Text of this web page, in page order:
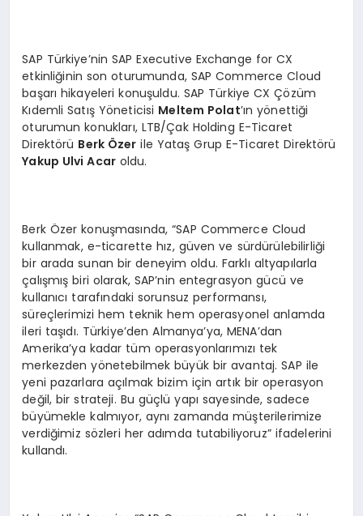
SAP Türkiye’nin SAP Executive Exchange for CX
etkinliğinin son oturumunda, SAP Commerce Cloud
başarı hikayeleri konuşuldu. SAP Türkiye CX Çözüm
Kıdemli Satış Yöneticisi Meltem Polat’ın yönettiği
oturumun konukları, LTB/Çak Holding E-Ticaret
Direktörü Berk Özer ile Yataş Grup E-Ticaret Direktörü
Yakup Ulvi Acaroldu.
Berk Özer konuşmasında, “SAP Commerce Cloud
kullanmak, e-ticarette hız, güven ve sürdürülebilirliği
bir arada sunan bir deneyim oldu. Farklı altyapılarla
çalışmış biri olarak, SAP’nin entegrasyon gücü ve
kullanıcı tarafındaki sorunsuz performansı,
süreçlerimizi hem teknik hem operasyonel anlamda
ileri taşıdı. Türkiye’den Almanya’ya, MENA’dan
Amerika’ya kadar tüm operasyonlarımızı tek
merkezden yönetebilmek büyük bir avantaj. SAP ile
yeni pazarlara açılmak bizim için artık bir operasyon
değil, bir strateji. Bu güçlü yapı sayesinde, sadece
büyümekle kalmıyor, aynı zamanda müşterilerimize
verdiğimiz sözleri her adımda tutabiliyoruz” ifadelerini
kullandı.